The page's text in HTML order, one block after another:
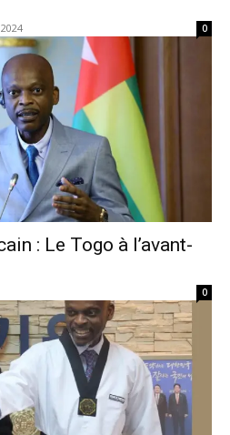
0
: Le Togo à l’avant-
0